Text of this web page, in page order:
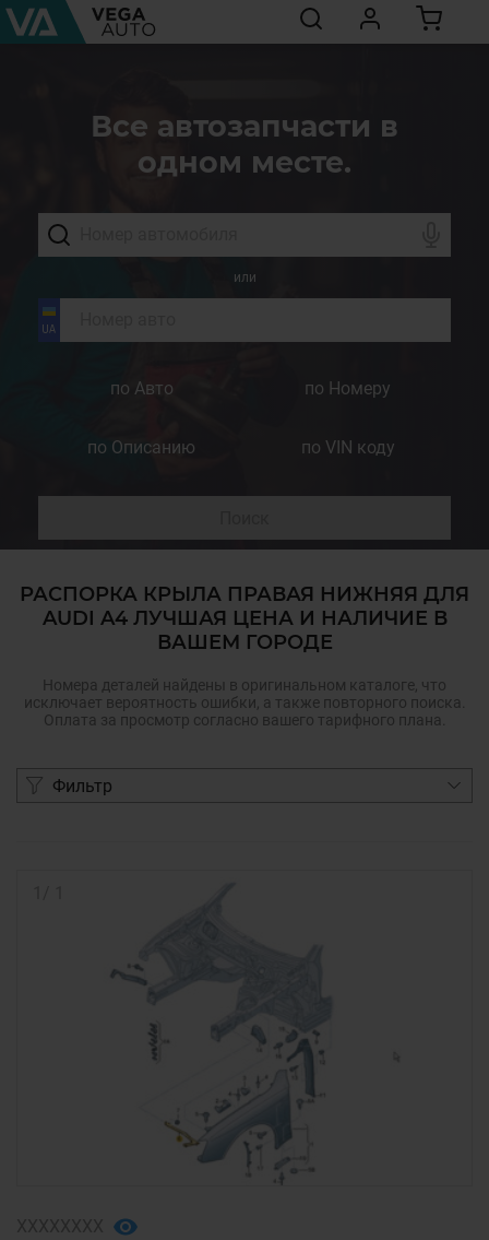
Все автозапчасти в
одном месте.
или
по Авто по Номеру
по Описанию по VIN коду
РАСПОРКА КРЫЛА ПРАВАЯ НИЖНЯЯ ДЛЯ
AUDI A4 ЛУЧШАЯ ЦЕНА И НАЛИЧИЕ В
ВАШЕМ ГОРОДЕ
Номера деталей найдены в оригинальном каталоге, что
исключает вероятность ошибки, а также повторного поиска.
Оплата за просмотр согласно вашего тарифного плана.
Фильтр